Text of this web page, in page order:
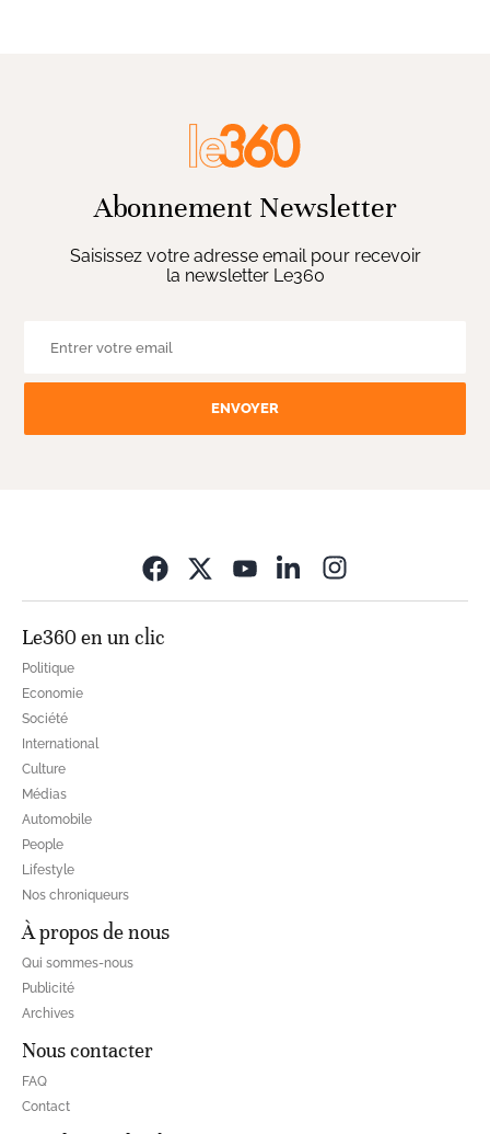
Abonnement Newsletter
Saisissez votre adresse email pour recevoir
la newsletter Le360
ENVOYER
Le360 en un clic
Politique
Economie
Société
International
Culture
Médias
Automobile
People
Lifestyle
Nos chroniqueurs
À propos de nous
Qui sommes-nous
Publicité
Archives
Nous contacter
FAQ
Contact